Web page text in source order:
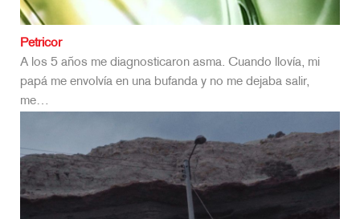
Petricor
A los 5 años me diagnosticaron asma. Cuando llovía, mi
papá me envolvía en una bufanda y no me dejaba salir,
me…